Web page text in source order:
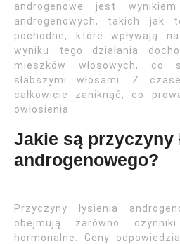
androgenowe jest wynikiem
androgenowych, takich jak
pochodne, które wpływają
wyniku tego działania
mieszków włosowych, co
słabszymi włosami. Z
całkowicie zaniknąć, co
owłosienia.
Jakie są przyczyny
androgenowego?
Przyczyny łysienia
obejmują zarówno
hormonalne. Geny